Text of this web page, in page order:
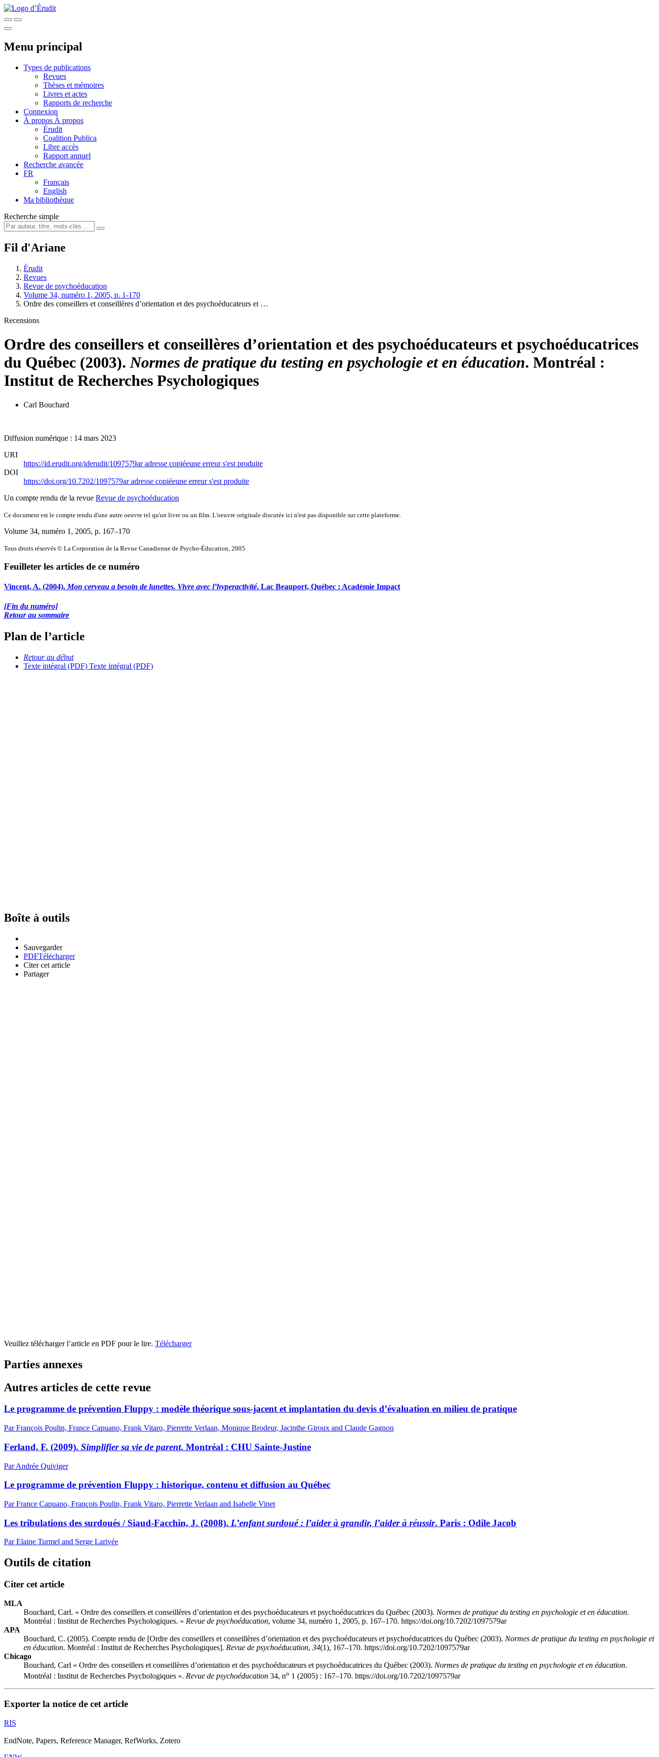
Menu principal
Types de publications
Revues
Thèses et mémoires
Livres et actes
Rapports de recherche
Connexion
À propos À propos
Érudit
Coalition Publica
Libre accès
Rapport annuel
Recherche avancée
FR
Français
English
Ma bibliothèque
Recherche simple
Fil d'Ariane
Érudit
Revues
Revue de psychoéducation
Volume 34, numéro 1, 2005, p. 1-170
Ordre des conseillers et conseillères d’orientation et des psychoéducateurs et …
Recensions
Ordre des conseillers et conseillères d’orientation et des psychoéducateurs et psychoéducatrices
du Québec (2003). Normes de pratique du testing en psychologie et en éducation. Montréal :
Institut de Recherches Psychologiques
Carl Bouchard
Diffusion numérique : 14 mars 2023
URI
https://id.erudit.org/iderudit/1097579aradresse copiéeune erreur s'est produite
DOI
https://doi.org/10.7202/1097579aradresse copiéeune erreur s'est produite
Un compte rendu de la revue Revue de psychoéducation
Ce document est le compte rendu d'une autre oeuvre tel qu'un livre ou un film. L'oeuvre originale discutée ici n'est pas disponible sur cette plateforme.
Volume 34, numéro 1, 2005, p. 167–170
Tous droits réservés © La Corporation de la Revue Canadienne de Psycho-Éducation, 2005
Feuilleter les articles de ce numéro
Vincent, A. (2004).Mon cerveau a besoin de lunettes. Vivre avec l’hyperactivité. Lac Beauport, Québec : Académie Impact
[Fin du numéro]
Retour au sommaire
Plan de l’article
Retour au début
Texte intégral (PDF) Texte intégral (PDF)
Boîte à outils
Sauvegarder
PDFTélécharger
Citer cet article
Partager
Veuillez télécharger l’article en PDF pour le lire. Télécharger
Parties annexes
Autres articles de cette revue
Le programme de prévention Fluppy : modèle théorique sous-jacent et implantation du devis d’évaluation en milieu de pratique
Par François Poulin, France Capuano, Frank Vitaro, Pierrette Verlaan, Monique Brodeur, Jacinthe Giroux and Claude Gagnon
Ferland, F. (2009). Simplifier sa vie de parent. Montréal : CHU Sainte-Justine
Par Andrée Quiviger
Le programme de prévention Fluppy : historique, contenu et diffusion au Québec
Par France Capuano, François Poulin, Frank Vitaro, Pierrette Verlaan and Isabelle Vinet
Les tribulations des surdoués / Siaud-Facchin, J. (2008). L’enfant surdoué : l’aider à grandir, l’aider à réussir. Paris : Odile Jacob
Par Elaine Turmel and Serge Larivée
Outils de citation
Citer cet article
MLA
Bouchard, Carl. « Ordre des conseillers et conseillères d’orientation et des psychoéducateurs et psychoéducatrices du Québec (2003). Normes de pratique du testing en psychologie et en éducation.
Montréal : Institut de Recherches Psychologiques. » Revue de psychoéducation, volume 34, numéro 1, 2005, p. 167–170. https://doi.org/10.7202/1097579ar
APA
Bouchard, C. (2005). Compte rendu de [Ordre des conseillers et conseillères d’orientation et des psychoéducateurs et psychoéducatrices du Québec (2003). Normes de pratique du testing en psychologie et
en éducation. Montréal : Institut de Recherches Psychologiques]. Revue de psychoéducation, 34(1), 167–170. https://doi.org/10.7202/1097579ar
Chicago
Bouchard, Carl « Ordre des conseillers et conseillères d’orientation et des psychoéducateurs et psychoéducatrices du Québec (2003). Normes de pratique du testing en psychologie et en éducation.
Montréal : Institut de Recherches Psychologiques ». Revue de psychoéducation 34, no 1 (2005) : 167–170. https://doi.org/10.7202/1097579ar
Exporter la notice de cet article
RIS
EndNote, Papers, Reference Manager, RefWorks, Zotero